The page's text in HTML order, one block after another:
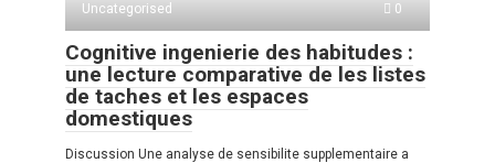
Uncategorised 0
Cognitive ingenierie des habitudes :
une lecture comparative de les listes
de taches et les espaces
domestiques
Discussion Une analyse de sensibilite supplementaire a